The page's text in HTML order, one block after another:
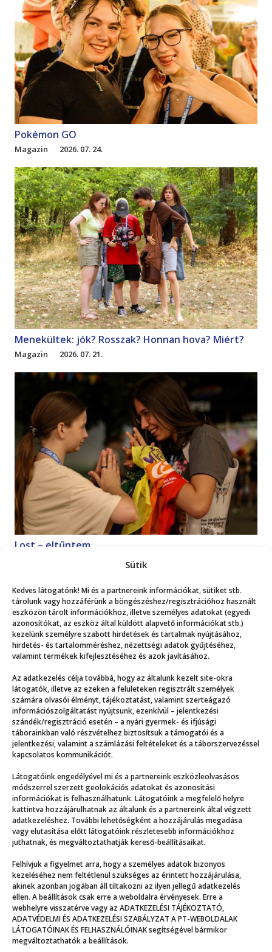
Sütik
Kedves látogatónk! Mi és a partnereink információkat, sütiket stb.
tárolunk vagy hozzáférünk a böngészéshez/regisztrációhoz használt
eszközön tárolt információkhoz, illetve személyes adatokat (egyedi
azonosítókat, az eszköz által küldött alapvető információkat stb.)
kezelünk személyre szabott hirdetések és tartalmak nyújtásához,
hirdetés- és tartalomméréshez, nézettségi adatok gyűjtéséhez,
valamint termékek kifejlesztéséhez és azok javításához.
Az adatkezelés célja továbbá, hogy az általunk kezelt site-okra
látogatók, illetve az ezeken a felületeken regisztrált személyek
számára olvasói élményt, tájékoztatást, valamint szerteágazó
információszolgáltatást nyújtsunk, ezenkívül – jelentkezési
szándék/regisztráció esetén – a nyári gyermek- és ifjúsági
táborainkban való részvételhez biztosítsuk a támogatói és a
jelentkezési, valamint a számlázási feltételeket és a táborszervezéssel
kapcsolatos kommunikációt.
Látogatóink engedélyével mi és a partnereink eszközleolvasásos
módszerrel szerzett geolokációs adatokat és azonosítási
információkat is felhasználhatunk. Látogatóink a megfelelő helyre
kattintva hozzájárulhatnak az általunk és a partnereink által végzett
adatkezeléshez. További lehetőségként a hozzájárulás megadása
vagy elutasítása előtt látogatóink részletesebb információkhoz
juthatnak, és megváltoztathatják kereső-beállításaikat.
Felhívjuk a figyelmet arra, hogy a személyes adatok bizonyos
kezeléséhez nem feltétlenül szükséges az érintett hozzájárulása,
akinek azonban jogában áll tiltakozni az ilyen jellegű adatkezelés
ellen. A beállítások csak erre a weboldalra érvényesek. Erre a
webhelyre visszatérve vagy az ADATKEZELÉSI TÁJÉKOZTATÓ,
ADATVÉDELMI ÉS ADATKEZELÉSI SZABÁLYZAT A PT-WEBOLDALAK
LÁTOGATÓINAK ÉS FELHASZNÁLÓINAK segítségével bármikor
megváltoztathatók a beállítások.
Pokémon GO
Magazin 2026. 07. 24.
Menekültek: jók? Rosszak? Honnan hova? Miért?
Magazin 2026. 07. 21.
Lost – eltűntem
Mutasd a többit!
Még több
„Szabadság, egyenlőség, testvériség!”